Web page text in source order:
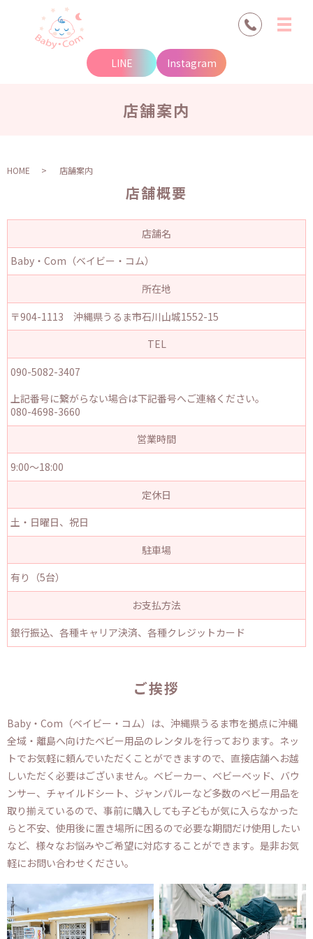
LINE Instagram
店舗案内
HOME 店舗案内
店舗概要
店舗名
Baby・Com（ベイビー・コム）
所在地
〒904-1113 沖縄県うるま市石川山城1552-15
TEL
090-5082-3407
上記番号に繋がらない場合は下記番号へご連絡ください。
080-4698-3660
営業時間
9:00～18:00
定休日
土・日曜日、祝日
駐車場
有り（5台）
お支払方法
銀行振込、各種キャリア決済、各種クレジットカード
ご挨拶
Baby・Com（ベイビー・コム）は、沖縄県うるま市を拠点に沖縄
全域・離島へ向けたベビー用品のレンタルを行っております。ネッ
トでお気軽に頼んでいただくことができますので、直接店舗へお越
しいただく必要はございません。ベビーカー、ベビーベッド、バウ
ンサー、チャイルドシート、ジャンパルーなど多数のベビー用品を
取り揃えているので、事前に購入しても子どもが気に入らなかった
らと不安、使用後に置き場所に困るので必要な期間だけ使用したい
など、様々なお悩みやご希望に対応することができます。是非お気
軽にお問い合わせください。